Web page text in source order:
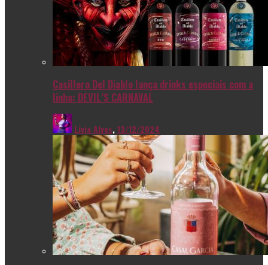
Casillero Del Diablo lança drinks especiais com a
linha: DEVIL’S CARNAVAL
Livia Alves,13/12/2024